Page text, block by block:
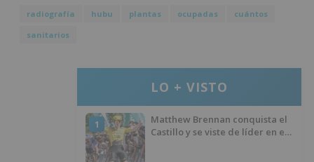
radiografía hubu plantas ocupadas
cuántos
sanitarios
LO + VISTO
1
Matthew Brennan conquista el
Castillo y se viste de líder en el